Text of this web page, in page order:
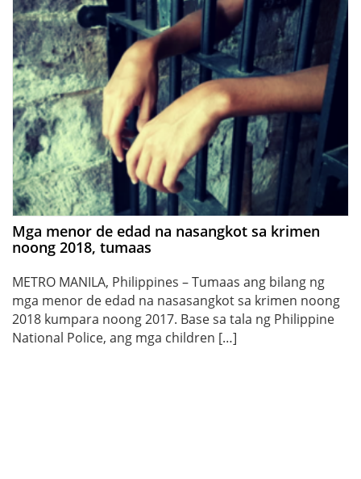
Mga menor de edad na nasangkot sa krimen
noong 2018, tumaas
METRO MANILA, Philippines – Tumaas ang bilang ng
mga menor de edad na nasasangkot sa krimen noong
2018 kumpara noong 2017. Base sa tala ng Philippine
National Police, ang mga children […]